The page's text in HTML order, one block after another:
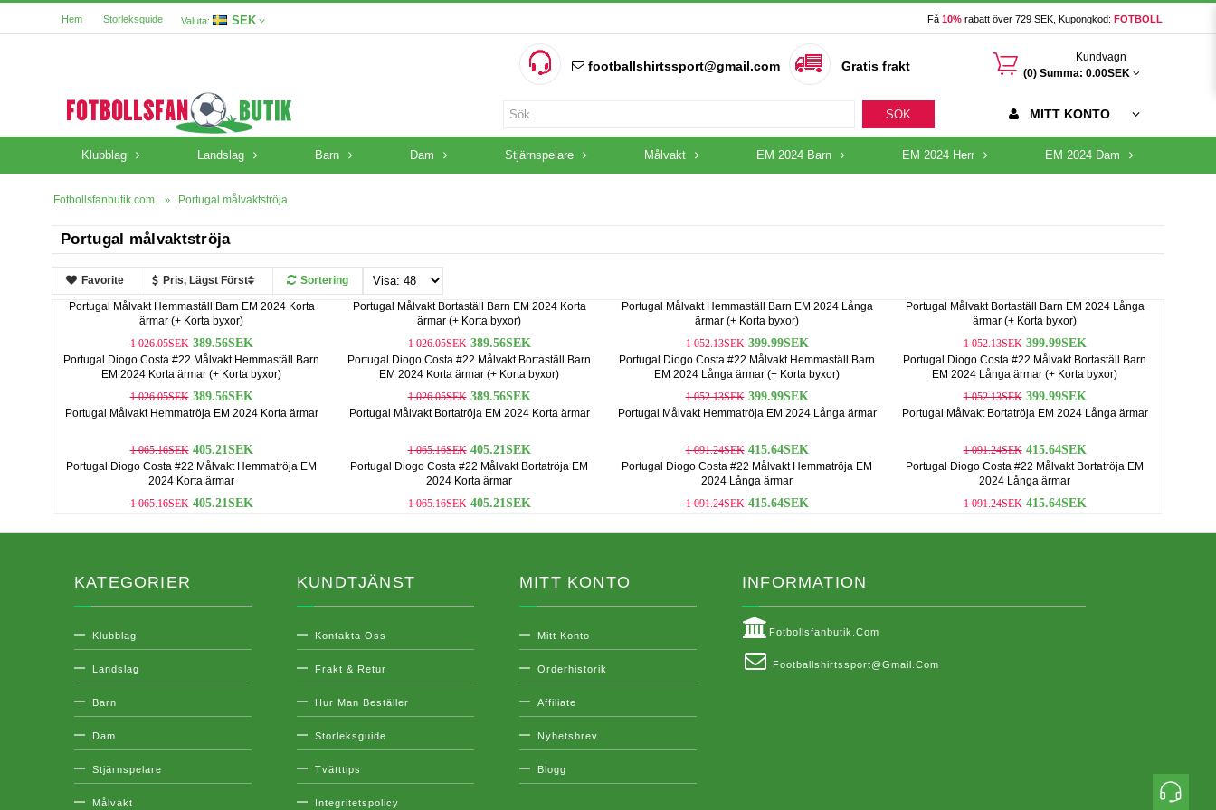
Hem Storleksguide Valuta: SEK Få 10% rabatt över 729 SEK, Kupongkod: FOTBOLL
footballshirtssport@gmail.com Gratis frakt 󰃦
Kundvagn
(0) Summa: 0.00SEK
SÖK MITT KONTO
Klubblag Landslag Barn Dam Stjärnspelare Målvakt EM 2024 Barn EM 2024 Herr EM 2024 Dam
Fotbollsfanbutik.com Portugal målvaktströja
Portugal målvaktströja
Favorite Pris, Lägst Först Sortering
Portugal Målvakt Hemmaställ Barn EM 2024 Korta
ärmar (+ Korta byxor)
1 026.05SEK 389.56SEK
Portugal Målvakt Bortaställ Barn EM 2024 Korta
ärmar (+ Korta byxor)
1 026.05SEK 389.56SEK
Portugal Målvakt Hemmaställ Barn EM 2024 Långa
ärmar (+ Korta byxor)
1 052.13SEK 399.99SEK
Portugal Målvakt Bortaställ Barn EM 2024 Långa
ärmar (+ Korta byxor)
1 052.13SEK 399.99SEK
Portugal Diogo Costa #22 Målvakt Hemmaställ Barn
EM 2024 Korta ärmar (+ Korta byxor)
1 026.05SEK 389.56SEK
Portugal Diogo Costa #22 Målvakt Bortaställ Barn
EM 2024 Korta ärmar (+ Korta byxor)
1 026.05SEK 389.56SEK
Portugal Diogo Costa #22 Målvakt Hemmaställ Barn
EM 2024 Långa ärmar (+ Korta byxor)
1 052.13SEK 399.99SEK
Portugal Diogo Costa #22 Målvakt Bortaställ Barn
EM 2024 Långa ärmar (+ Korta byxor)
1 052.13SEK 399.99SEK
Portugal Målvakt Hemmatröja EM 2024 Korta ärmar
1 065.16SEK 405.21SEK
Portugal Målvakt Bortatröja EM 2024 Korta ärmar
1 065.16SEK 405.21SEK
Portugal Målvakt Hemmatröja EM 2024 Långa ärmar
1 091.24SEK 415.64SEK
Portugal Målvakt Bortatröja EM 2024 Långa ärmar
1 091.24SEK 415.64SEK
Portugal Diogo Costa #22 Målvakt Hemmatröja EM
2024 Korta ärmar
1 065.16SEK 405.21SEK
Portugal Diogo Costa #22 Målvakt Bortatröja EM
2024 Korta ärmar
1 065.16SEK 405.21SEK
Portugal Diogo Costa #22 Målvakt Hemmatröja EM
2024 Långa ärmar
1 091.24SEK 415.64SEK
Portugal Diogo Costa #22 Målvakt Bortatröja EM
2024 Långa ärmar
1 091.24SEK 415.64SEK
KATEGORIER
Klubblag
Landslag
Barn
Dam
Stjärnspelare
Målvakt
KUNDTJÄNST
Kontakta Oss
Frakt & Retur
Hur Man Beställer
Storleksguide
Tvätttips
Integritetspolicy
MITT KONTO
Mitt Konto
Orderhistorik
Affiliate
Nyhetsbrev
Blogg
INFORMATION
Fotbollsfanbutik.com
Footballshirtssport@gmail.com